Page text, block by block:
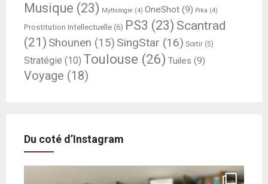
Musique (23) Mythologie (4) OneShot (9) Pika (4)
Prostitution Intellectuelle (6) PS3 (23) Scantrad
(21) Shounen (15) SingStar (16) Sortir (5)
Stratégie (10) Toulouse (26) Tuiles (9)
Voyage (18)
Du coté d’Instagram